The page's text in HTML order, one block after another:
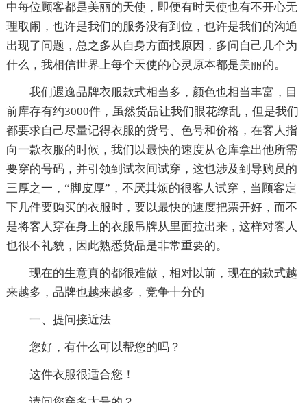
中每位顾客都是美丽的天使，即便有时天使也有不开心无
理取闹，也许是我们的服务没有到位，也许是我们的沟通
出现了问题，总之多从自身方面找原因，多问自己几个为
什么，我相信世界上每个天使的心灵原本都是美丽的。
我们遐逸品牌衣服款式相当多，颜色也相当丰富，目
前库存有约3000件，虽然货品让我们眼花缭乱，但是我们
都要求自己尽量记得衣服的货号、色号和价格，在客人指
向一款衣服的时候，我们以最快的速度从仓库拿出他所需
要穿的号码，并引领到试衣间试穿，这也涉及到导购员的
三厚之一，“脚皮厚”，不厌其烦的很客人试穿，当顾客定
下几件要购买的衣服时，要以最快的速度把票开好，而不
是将客人穿在身上的衣服吊牌从里面拉出来，这样对客人
也很不礼貌，因此熟悉货品是非常重要的。
现在的生意真的都很难做，相对以前，现在的款式越
来越多，品牌也越来越多，竞争十分的
一、提问接近法
您好，有什么可以帮您的吗？
这件衣服很适合您！